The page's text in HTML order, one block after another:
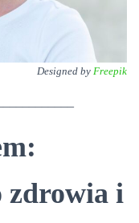
Designed by Freepik
zdrowia i